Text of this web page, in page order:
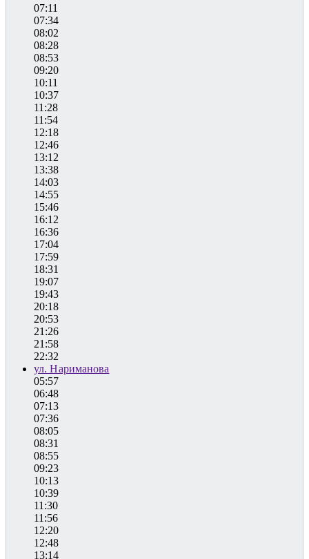
07:11
07:34
08:02
08:28
08:53
09:20
10:11
10:37
11:28
11:54
12:18
12:46
13:12
13:38
14:03
14:55
15:46
16:12
16:36
17:04
17:59
18:31
19:07
19:43
20:18
20:53
21:26
21:58
22:32
ул. Нариманова
05:57
06:48
07:13
07:36
08:05
08:31
08:55
09:23
10:13
10:39
11:30
11:56
12:20
12:48
13:14